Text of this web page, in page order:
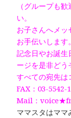
（グループも
い。
お子さんへメ
お手伝いします。
記念日やお誕生
ージを是非どう
すべての宛先は
FAX：03-5542-
Mail：
ママスタはマ